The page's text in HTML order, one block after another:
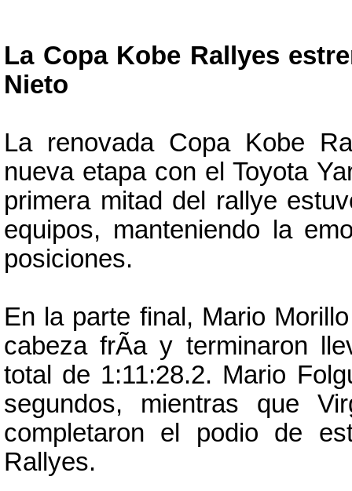
La Copa Kobe Rallyes
Nieto
La renovada Copa Kobe
nueva etapa con el Toyota
primera mitad del rallye
equipos, manteniendo la
posiciones.
En la parte final, Mario
cabeza frÃ­a y terminaron
total de 1:11:28.2. Mario
segundos, mientras que
completaron el podio de
Rallyes.